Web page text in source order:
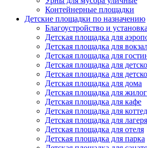
Контейнерные площадки
Детские площадки по назначению
Благоустройство и
Детская площадка для
Детская площадка для
Детская площадка для
Детская площадка для
Детская площадка для
Детская площадка для дома
Детская площадка для
Детская площадка для кафе
Детская площадка для
Детская площадка для лагеря
Детская площадка для отеля
Детская площадка для парка